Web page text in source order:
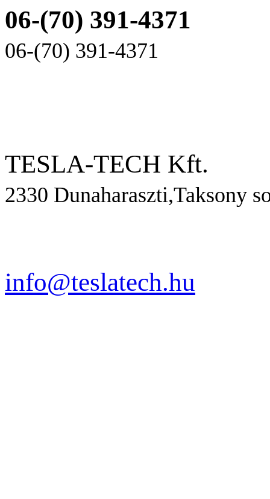
06-(70) 391-4371
06-(70) 391-4371
TESLA-TECH Kft.
2330 Dunaharaszti,Taksony
info@teslatech.hu